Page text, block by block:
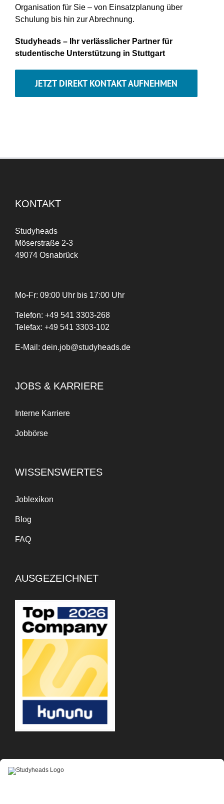
Organisation für Sie – von Einsatzplanung über
Schulung bis hin zur Abrechnung.
Studyheads– Ihr verlässlicher Partner für
studentische Unterstützung in Stuttgart
JETZT DIREKT KONTAKT AUFNEHMEN
KONTAKT
Studyheads
Möserstraße 2-3
49074 Osnabrück
Mo-Fr: 09:00 Uhr bis 17:00 Uhr
Telefon: +49 541 3303-268
Telefax: +49 541 3303-102
E-Mail: dein.job@studyheads.de
JOBS & KARRIERE
Interne Karriere
Jobbörse
WISSENSWERTES
Joblexikon
Blog
FAQ
AUSGEZEICHNET